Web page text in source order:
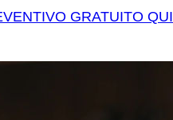
GRATUITO QUI